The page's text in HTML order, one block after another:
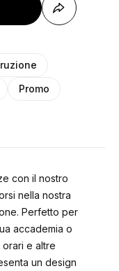
Promo
con il nostro
nella nostra
Perfetto per
accademia o
e altre
un design